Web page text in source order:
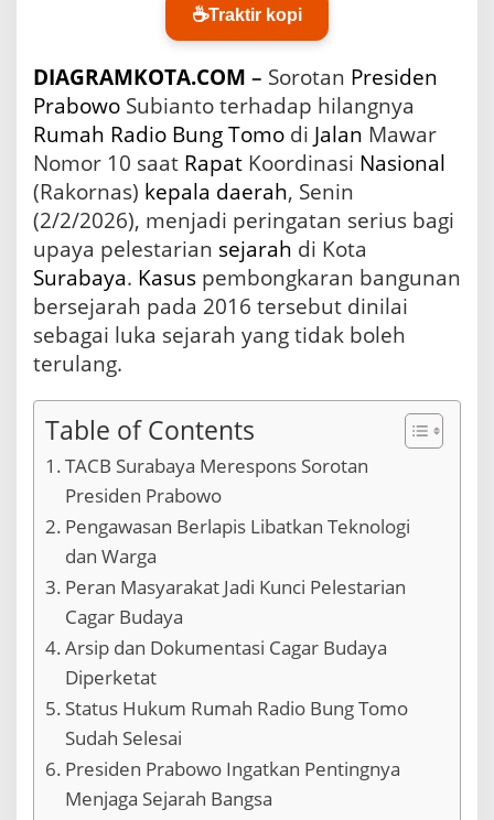
P
a
b
o
w
o
u
n
c
n
g
S
a
T
A
B
s
n
e
☕Traktir kopi
DIAGRAMKOTA.COM – Sorotan Presiden
Prabowo Subianto terhadap hilangnya
Rumah Radio Bung Tomo di Jalan Mawar
Nomor 10 saat Rapat Koordinasi Nasional
(Rakornas) kepala daerah, Senin
(2/2/2026), menjadi peringatan serius bagi
upaya pelestarian sejarah di Kota
Surabaya. Kasus pembongkaran bangunan
bersejarah pada 2016 tersebut dinilai
sebagai luka sejarah yang tidak boleh
terulang.
Table of Contents
TACB Surabaya Merespons Sorotan
Presiden Prabowo
Pengawasan Berlapis Libatkan Teknologi
dan Warga
Peran Masyarakat Jadi Kunci Pelestarian
Cagar Budaya
Arsip dan Dokumentasi Cagar Budaya
Diperketat
Status Hukum Rumah Radio Bung Tomo
Sudah Selesai
Presiden Prabowo Ingatkan Pentingnya
Menjaga Sejarah Bangsa